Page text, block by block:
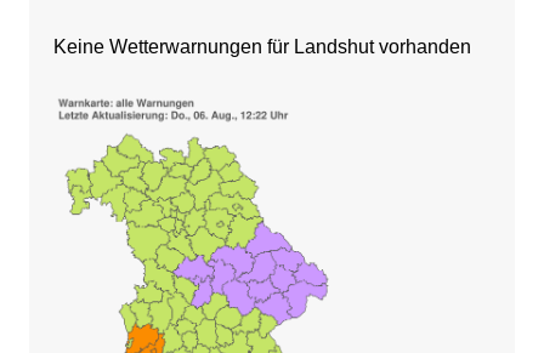
Keine Wetterwarnungen für Landshut vorhanden